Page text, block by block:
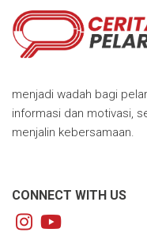
menjadi wadah bagi
informasi dan motivasi,
menjalin kebersamaan.
CONNECT WITH US